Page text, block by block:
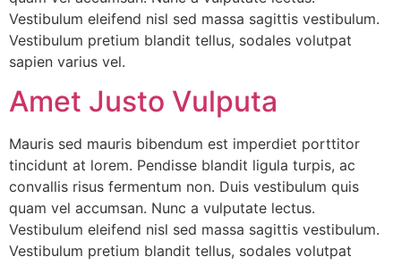
Vestibulum eleifend nisl sed massa sagittis vestibulum.
Vestibulum pretium blandit tellus, sodales volutpat
sapien varius vel.
Amet Justo Vulputa
Mauris sed mauris bibendum est imperdiet porttitor
tincidunt at lorem. Pendisse blandit ligula turpis, ac
convallis risus fermentum non. Duis vestibulum quis
quam vel accumsan. Nunc a vulputate lectus.
Vestibulum eleifend nisl sed massa sagittis vestibulum.
Vestibulum pretium blandit tellus, sodales volutpat